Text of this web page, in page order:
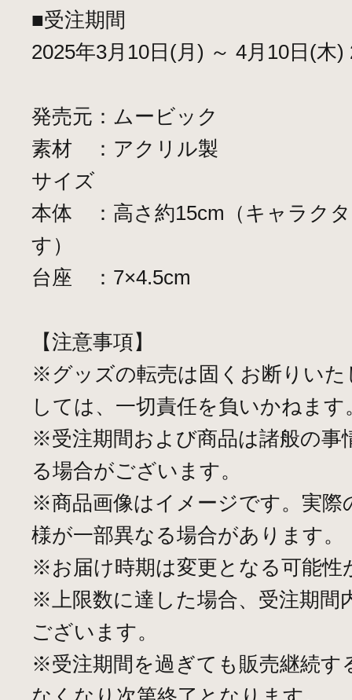
■受注期間
2025年3月10日(月) ～ 4月10日(木)
発売元：ムービック
素材 ：アクリル製
サイズ
本体 ：高さ約15cm（キャラク
す）
台座 ：7×4.5cm
【注意事項】
※グッズの転売は固くお断りい
しては、一切責任を負いかねます
※受注期間および商品は諸般の事
る場合がございます。
※商品画像はイメージです。実際
様が一部異なる場合があります。
※お届け時期は変更となる可能性
※上限数に達した場合、受注期間
ございます。
※受注期間を過ぎても販売継続す